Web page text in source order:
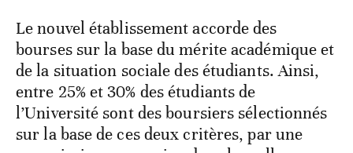
Le nouvel établissement accorde des
bourses sur la base du mérite académique et
de la situation sociale des étudiants. Ainsi,
entre 25% et 30% des étudiants de
l’Université sont des boursiers sélectionnés
sur la base de ces deux critères, par une